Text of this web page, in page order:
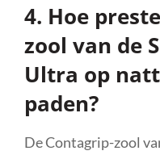
4. Hoe
zool van de
Ultra op
paden?
De Contagrip-zool